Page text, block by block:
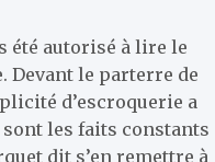
été autorisé à lire le
Devant le parterre de
d’escroquerie a
sont les faits constants
dit s’en remettre à